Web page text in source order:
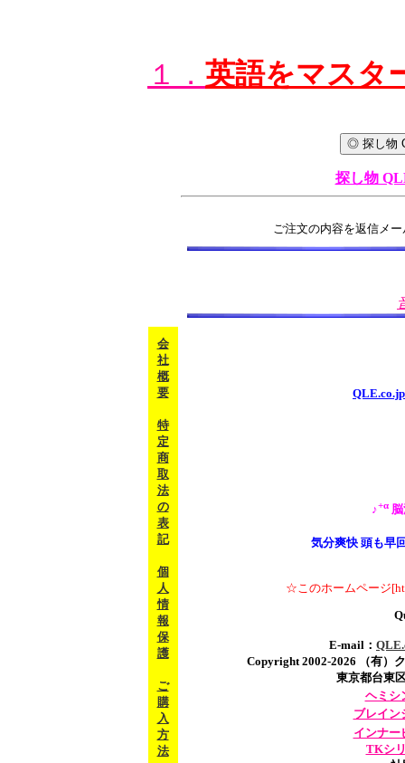
１． 英語をマスタ
探し物
ご注文の内容を返信メ
会
社
概
要
特
定
商
取
法
の
表
記
個
人
情
報
保
護
ご
購
入
方
法
♪+α
気分爽快 頭も早
☆このホームページ
E-mail：
Copyright 2002-2026 （有）
東京都台東
ヘミシ
ブレイン
インナー
TKシ